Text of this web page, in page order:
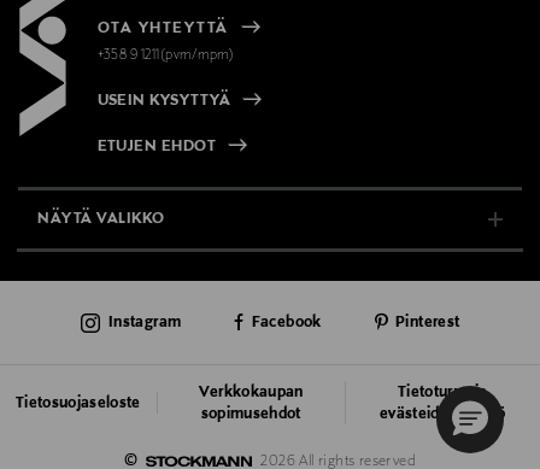
OTA YHTEYTTÄ
+358 9 1211(pvm/mpm)
USEIN KYSYTTYÄ
ETUJEN EHDOT
NÄYTÄ VALIKKO
AJANKOHTAISTA
©
2026 All rights reserved
Tietosuojaseloste
Verkkokaupan
sopimusehdot
Tietoturva ja
evästeiden käyttö
Instagram Facebook Pinterest